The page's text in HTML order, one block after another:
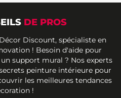
DE PROS
Discount, spécialiste en
! Besoin d'aide pour
support mural ? Nos experts
peinture intérieure pour
les meilleures tendances
!